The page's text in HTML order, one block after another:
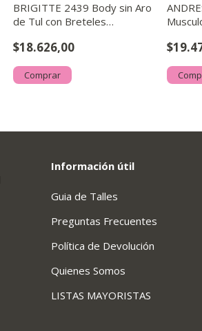
BRIGITTE 2439 Body sin Aro
de Tul con Breteles
$18.626,00
Comprar
Información útil
Guia de Talles
Preguntas Frecuentes
Política de Devolución
Quienes Somos
LISTAS MAYORISTAS